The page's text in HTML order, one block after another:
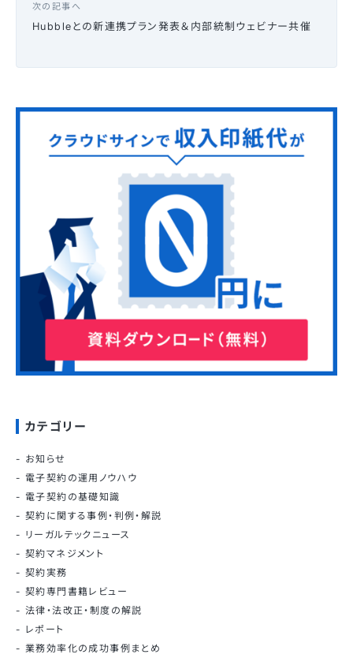
次の記事へ
Hubbleとの新連携プラン発表＆内部統制ウェビナー共催
カテゴリー
お知らせ
電子契約の運用ノウハウ
電子契約の基礎知識
契約に関する事例・判例・解説
リーガルテックニュース
契約マネジメント
契約実務
契約専門書籍レビュー
法律・法改正・制度の解説
レポート
業務効率化の成功事例まとめ